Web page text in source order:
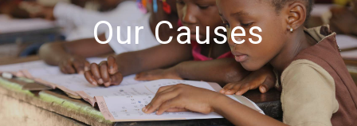
Our Causes